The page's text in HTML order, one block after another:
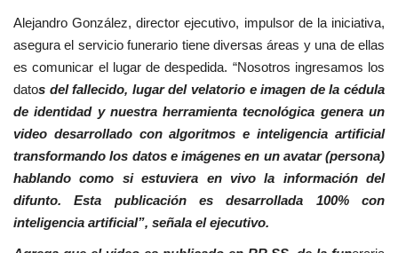
Alejandro González, director ejecutivo, impulsor de la iniciativa,
asegura el servicio funerario tiene diversas áreas y una de ellas
es comunicar el lugar de despedida. “Nosotros ingresamos los
datos del fallecido, lugar del velatorio e imagen de la cédula
de identidad y nuestra herramienta tecnológica genera un
video desarrollado con algoritmos e inteligencia artificial
transformando los datos e imágenes en un avatar (persona)
hablando como si estuviera en vivo la información del
difunto. Esta publicación es desarrollada 100% con
inteligencia artificial”, señala el ejecutivo.